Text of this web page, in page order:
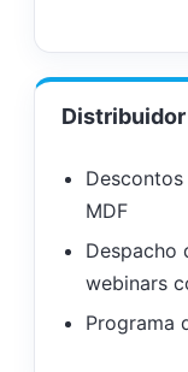
MDF
Despacho
webinars
Programa